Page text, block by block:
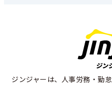
ジンジャーは、人事労務・勤